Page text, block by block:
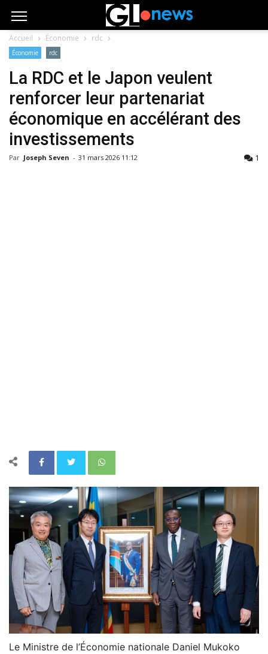
Accueil Économie rdc
Économie rdc
La RDC et le Japon veulent
renforcer leur partenariat
économique en accélérant des
investissements
Par Joseph Seven - 31 mars 2026 11:12 1
Le Ministre de l’Économie nationale Daniel Mukoko